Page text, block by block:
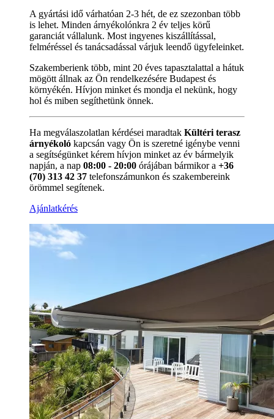
A gyártási idő várhatóan 2-3 hét, de ez szezonban több
is lehet. Minden árnyékolónkra 2 év teljes körű
garanciát vállalunk. Most ingyenes kiszállítással,
felméréssel és tanácsadással várjuk leendő ügyfeleinket.
Szakemberienk több, mint 20 éves tapasztalattal a hátuk
mögött állnak az Ön rendelkezésére Budapest és
környékén. Hívjon minket és mondja el nekünk, hogy
hol és miben segíthetünk önnek.
Ha megválaszolatlan kérdései maradtak Kültéri terasz
árnyékoló kapcsán vagy Ön is szeretné igénybe venni
a segítségünket kérem hívjon minket az év bármelyik
napján, a nap 08:00 - 20:00 órájában bármikor a +36
(70) 313 42 37 telefonszámunkon és szakembereink
örömmel segítenek.
Ajánlatkérés